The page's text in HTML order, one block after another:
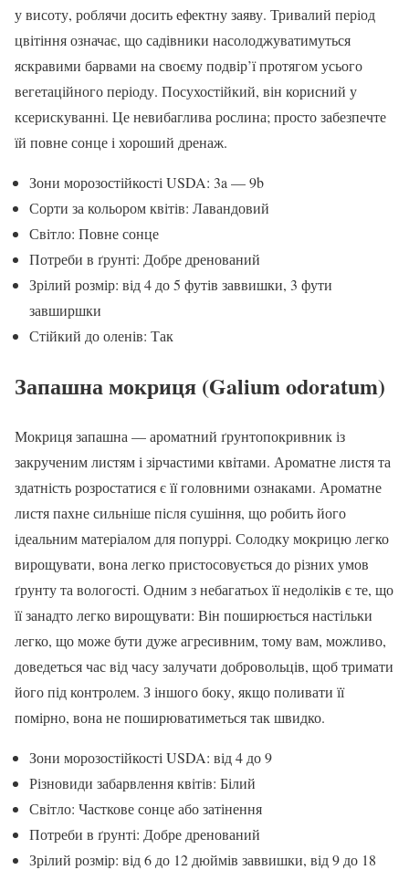
у висоту, роблячи досить ефектну заяву. Тривалий період
цвітіння означає, що садівники насолоджуватимуться
яскравими барвами на своєму подвір’ї протягом усього
вегетаційного періоду. Посухостійкий, він корисний у
ксерискуванні. Це невибаглива рослина; просто забезпечте
їй повне сонце і хороший дренаж.
Зони морозостійкості USDA: 3a — 9b
Сорти за кольором квітів: Лавандовий
Світло: Повне сонце
Потреби в ґрунті: Добре дренований
Зрілий розмір: від 4 до 5 футів заввишки, 3 фути
завширшки
Стійкий до оленів: Так
Запашна мокриця (Galium odoratum)
Мокриця запашна — ароматний ґрунтопокривник із
закрученим листям і зірчастими квітами. Ароматне листя та
здатність розростатися є її головними ознаками. Ароматне
листя пахне сильніше після сушіння, що робить його
ідеальним матеріалом для попуррі. Солодку мокрицю легко
вирощувати, вона легко пристосовується до різних умов
ґрунту та вологості. Одним з небагатьох її недоліків є те, що
її занадто легко вирощувати: Він поширюється настільки
легко, що може бути дуже агресивним, тому вам, можливо,
доведеться час від часу залучати добровольців, щоб тримати
його під контролем. З іншого боку, якщо поливати її
помірно, вона не поширюватиметься так швидко.
Зони морозостійкості USDA: від 4 до 9
Різновиди забарвлення квітів: Білий
Світло: Часткове сонце або затінення
Потреби в ґрунті: Добре дренований
Зрілий розмір: від 6 до 12 дюймів заввишки, від 9 до 18